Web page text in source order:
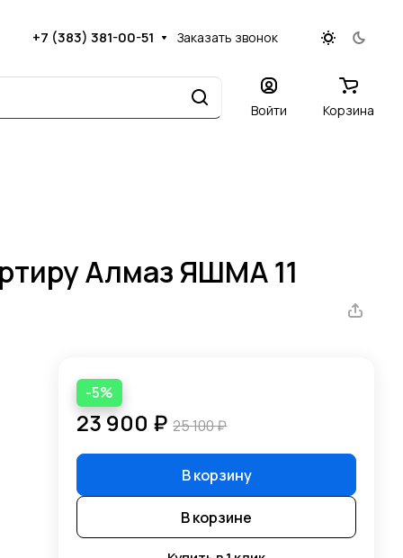
+7 (383) 381-00-51 Заказать звонок
Войти Корзина
Алмаз ЯШМА 11
-5%
23 900 ₽ 25 100 ₽
В корзину
В корзине